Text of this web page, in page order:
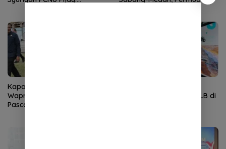
Kapolda Aceh Dampingi
Wapres Tinjau Rehabilitasi
Pascabencana di Gayo Lues
Kompetensi Guru Non-PLB di